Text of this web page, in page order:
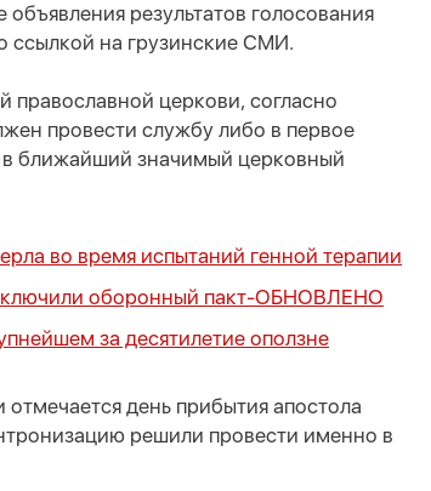
результатов голосования
ссылкой на грузинские СМИ.
православной церкови, согласно
провести службу либо в первое
в ближайший значимый церковный
во время испытаний генной терапии
оборонный пакт-ОБНОВЛЕНО
за десятилетие оползне
день прибытия апостола
решили провести именно в